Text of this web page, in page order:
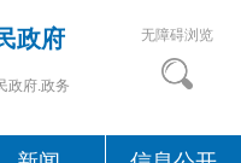
政府
政府.政务
无障碍浏览